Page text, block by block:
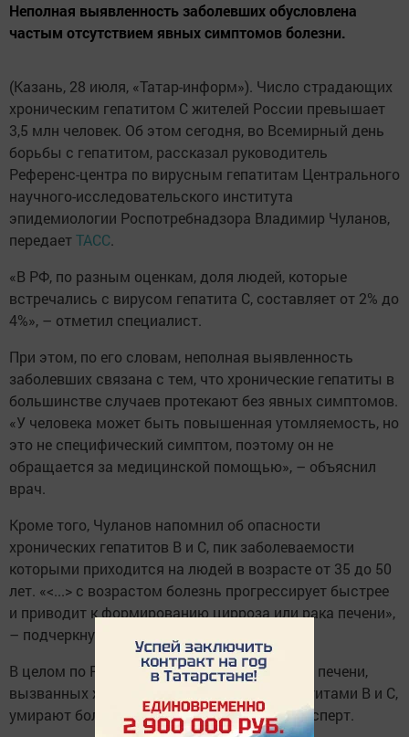
Неполная выявленность заболевших обусловлена
частым отсутствием явных симптомов болезни.
(Казань, 28 июля, «Татар-информ»). Число страдающих
хроническим гепатитом C жителей России превышает
3,5 млн человек. Об этом сегодня, во Всемирный день
борьбы с гепатитом, рассказал руководитель
Референс-центра по вирусным гепатитам Центрального
научного-исследовательского института
эпидемиологии Роспотребнадзора Владимир Чуланов,
передаетТАСС.
«В РФ, по разным оценкам, доля людей, которые
встречались с вирусом гепатита С, составляет от 2% до
4%», – отметил специалист.
При этом, по его словам, неполная выявленность
заболевших связана с тем, что хронические гепатиты в
большинстве случаев протекают без явных симптомов.
«У человека может быть повышенная утомляемость, но
это не специфический симптом, поэтому он не
обращается за медицинской помощью», – объяснил
врач.
Кроме того, Чуланов напомнил об опасности
хронических гепатитов B и C, пик заболеваемости
которыми приходится на людей в возрасте от 35 до 50
лет. «<...> с возрастом болезнь прогрессирует быстрее
и приводит к формированию цирроза или рака печени»,
– подчеркнул он.
В целом по России за год от рака и цирроза печени,
вызванных хроническими вирусными гепатитами B и С,
умирают более 27 тыс. человек, добавил эксперт.